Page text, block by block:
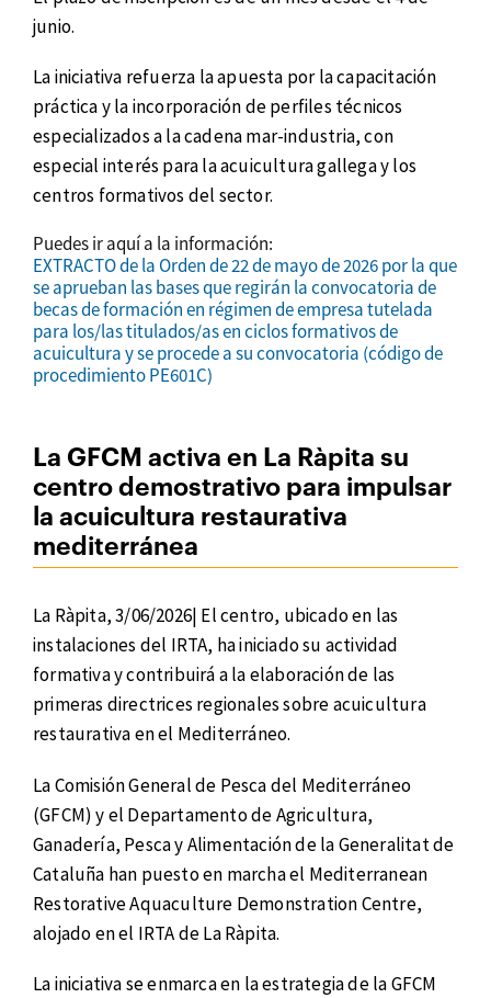
junio.
La iniciativa refuerza la apuesta por la capacitación
práctica y la incorporación de perfiles técnicos
especializados a la cadena mar-industria, con
especial interés para la acuicultura gallega y los
centros formativos del sector.
Puedes ir aquí a la información:
EXTRACTO de la Orden de 22 de mayo de 2026 por la que
se aprueban las bases que regirán la convocatoria de
becas de formación en régimen de empresa tutelada
para los/las titulados/as en ciclos formativos de
acuicultura y se procede a su convocatoria (código de
procedimiento PE601C)
La GFCM activa en La Ràpita su
centro demostrativo para impulsar
la acuicultura restaurativa
mediterránea
La Ràpita, 3/06/2026| El centro, ubicado en las
instalaciones del IRTA, ha iniciado su actividad
formativa y contribuirá a la elaboración de las
primeras directrices regionales sobre acuicultura
restaurativa en el Mediterráneo.
La Comisión General de Pesca del Mediterráneo
(GFCM) y el Departamento de Agricultura,
Ganadería, Pesca y Alimentación de la Generalitat de
Cataluña han puesto en marcha el Mediterranean
Restorative Aquaculture Demonstration Centre,
alojado en el IRTA de La Ràpita.
La iniciativa se enmarca en la estrategia de la GFCM